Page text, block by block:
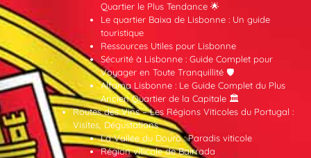
Quartier le Plus Tendance 🌟
Le quartier Baixa de Lisbonne : Un guide
touristique
Ressources Utiles pour Lisbonne
Sécurité à Lisbonne : Guide Complet pour
Voyager en Toute Tranquillité 🛡️
Alfama Lisbonne : Le Guide Complet du Plus
Ancien Quartier de la Capitale 🏛️
Routes des Vins – Les Régions Viticoles du Portugal :
Visites, Dégustations
La Vallée du Douro : Paradis viticole
Région viticole de Bairrada